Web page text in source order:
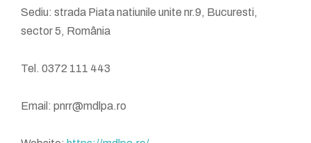
Sediu: strada Piata natiunile unite nr.9, Bucuresti,
sector 5, România
Tel. 0372 111 443
Email: pnrr@mdlpa.ro